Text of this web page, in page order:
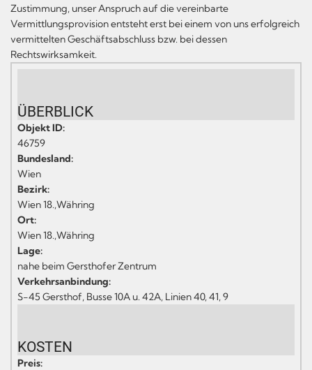
Zustimmung, unser Anspruch auf die vereinbarte
Vermittlungsprovision entsteht erst bei einem von uns erfolgreich
vermittelten Geschäftsabschluss bzw. bei dessen
Rechtswirksamkeit.
ÜBERBLICK
Objekt ID:
46759
Bundesland:
Wien
Bezirk:
Wien 18.,Währing
Ort:
Wien 18.,Währing
Lage:
nahe beim Gersthofer Zentrum
Verkehrsanbindung:
S-45 Gersthof, Busse 10A u. 42A, Linien 40, 41, 9
KOSTEN
Preis: